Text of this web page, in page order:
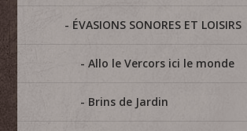
ÉVASIONS SONORES ET LOISIRS
Allo le Vercors ici le monde
Brins de Jardin